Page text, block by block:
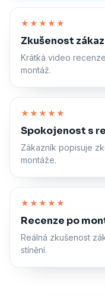
★★★★★
Zkušenost
Krátká video
montáž.
★★★★★
Spokojenost s
Zákazník popisuje
montáže.
★★★★★
Recenze po
Reálná zkušenost
stínění.